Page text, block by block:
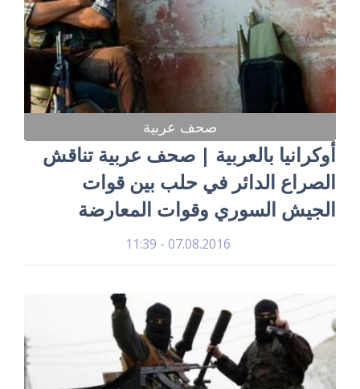
صحف عربية
أوكرانيا بالعربية | صحف عربية تناقش
الصراع الدائر في حلب بين قوات
الجيش السوري وقوات المعارضة
07.08.2016 - 11:39